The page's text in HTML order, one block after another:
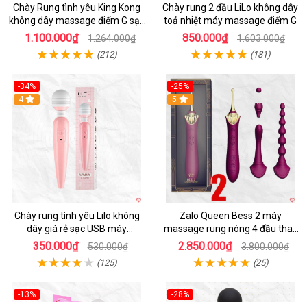
Chày Rung tình yêu King Kong
không dây massage điểm G sạc
USB cao cấp
1.100.000₫ 1.264.000₫
(212)
Chày rung 2 đầu LiLo không dây
toả nhiệt máy massage điểm G
850.000₫ 1.603.000₫
(181)
-34%
4
Chày rung tình yêu Lilo không
dây giá rẻ sạc USB máy
massage điểm G
350.000₫ 530.000₫
(125)
-25%
5
Zalo Queen Bess 2 máy
massage rung nóng 4 đầu thay
thế kích thích
2.850.000₫ 3.800.000₫
(25)
-13%
-28%